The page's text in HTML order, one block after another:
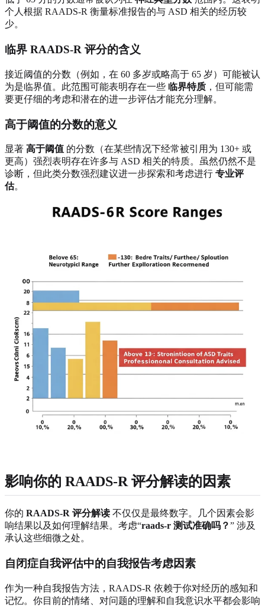
个人根据 RAADS-R 衡量标准报告的与 ASD 相关的经历较
少。
临界 RAADS-R 评分的含义
接近阈值的分数（例如，在 60 多岁或略高于 65 岁）可能被认
为是临界值。此范围可能表明存在一些 临界特质 ，但可能需
要更仔细的考虑和潜在的进一步评估才能充分理解。
高于阈值的分数的意义
显著 高于阈值 的分数（在某些情况下经常被引用为 130+ 或
更高）强烈表明存在许多与 ASD 相关的特质。虽然仍然不是
诊断，但此类分数强烈建议进一步探索和考虑进行 专业评
估。
影响你的 RAADS-R 评分解读的因素
你的 RAADS-R 评分解读 不仅仅是最终数字。几个因素会影
响结果以及如何理解结果。考虑“raads-r 测试准确吗？” 涉及
承认这些细微之处。
自闭症自我评估中的自我报告考虑因素
作为一种自我报告方法，RAADS-R 依赖于你对经历的感知和
记忆。你目前的情绪、对问题的理解和自我意识水平都会影响